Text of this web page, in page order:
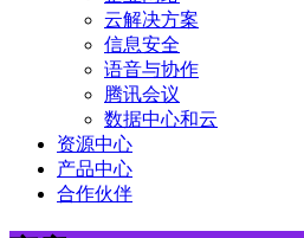
云解决方案
信息安全
语音与协作
腾讯会议
数据中心和云
资源中心
产品中心
合作伙伴